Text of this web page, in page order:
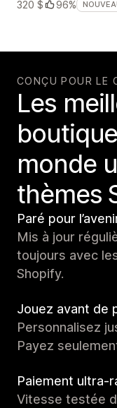
320 $
96%
CONÇU POUR LE
Les
monde
thèmes
Paré pour
Mis à jour
toujours avec
Shopify.
Jouez avant de
Personnalisez
Payez
Paiement ultra-
Vitesse testée